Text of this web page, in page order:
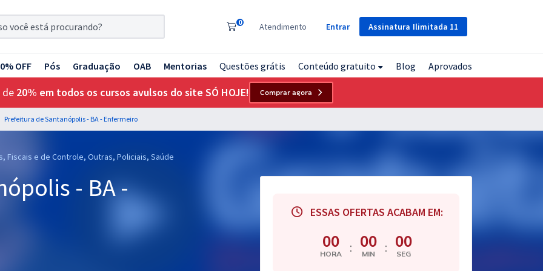
Assinatura Ilimitada 11
0 Atendimento Entrar
OFF Pós Graduação OAB Mentorias Questões grátis Conteúdo gratuito Blog Aprovados
de 20% em todos os cursos avulsos do site SÓ HOJE! Comprar agora
Prefeitura de Santanópolis - BA - Enfermeiro
Fiscais e de Controle, Outras, Policiais, Saúde
- BA -
ESSAS OFERTAS ACABAM EM:
00
HORA : 00
MIN : 00
SEG